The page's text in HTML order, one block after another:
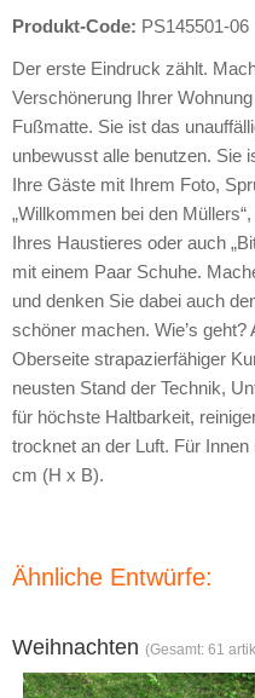
Produkt-Code: PS145501-06
Der erste Eindruck zählt.
Verschönerung Ihrer
Fußmatte. Sie ist das
unbewusst alle benutzen. Sie
Ihre Gäste mit Ihrem Foto,
„Willkommen bei den
Ihres Haustieres oder auch
mit einem Paar Schuhe.
und denken Sie dabei auch
schöner machen. Wie’s
Oberseite strapazierfähiger
neusten Stand der Technik,
für höchste Haltbarkeit,
trocknet an der Luft. Für
cm (H x B).
Ähnliche Entwürfe:
Weihnachten (Gesamt: 61